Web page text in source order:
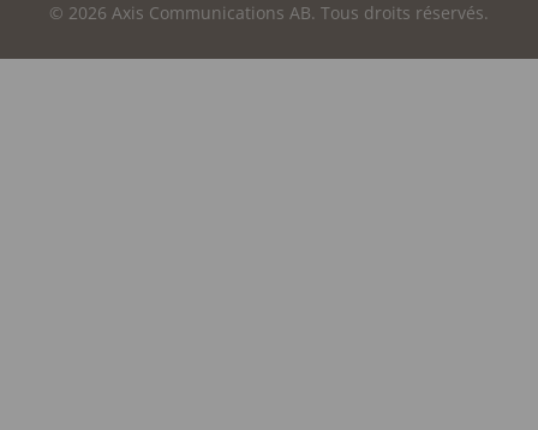
© 2026 Axis Communications AB. Tous droits réservés.